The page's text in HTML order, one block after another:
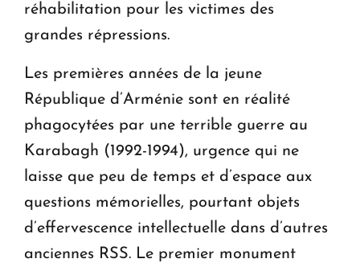
réhabilitation pour les victimes des
grandes répressions.
Les premières années de la jeune
République d’Arménie sont en réalité
phagocytées par une terrible guerre au
Karabagh (1992-1994), urgence qui ne
laisse que peu de temps et d’espace aux
questions mémorielles, pourtant objets
d’effervescence intellectuelle dans d’autres
anciennes RSS. Le premier monument